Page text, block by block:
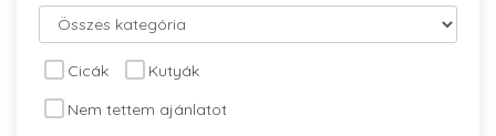
Cicák
Kutyák
Nem tettem ajánlatot